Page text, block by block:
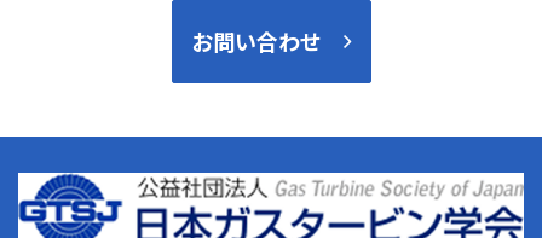
お問い合わせ